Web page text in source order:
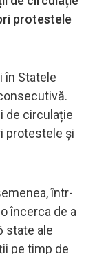
protestele
în Statele
de circulație
protestele și
într-
încerca de a
state ale
pe timp de